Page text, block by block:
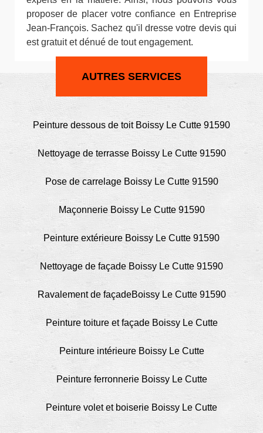
proposer de placer votre confiance en Entreprise
Jean-François. Sachez qu'il dresse votre devis qui
est gratuit et dénué de tout engagement.
AUTRES SERVICES
Peinture dessous de toit Boissy Le Cutte 91590
Nettoyage de terrasse Boissy Le Cutte 91590
Pose de carrelage Boissy Le Cutte 91590
Maçonnerie Boissy Le Cutte 91590
Peinture extérieure Boissy Le Cutte 91590
Nettoyage de façade Boissy Le Cutte 91590
Ravalement de façadeBoissy Le Cutte 91590
Peinture toiture et façade Boissy Le Cutte
Peinture intérieure Boissy Le Cutte
Peinture ferronnerie Boissy Le Cutte
Peinture volet et boiserie Boissy Le Cutte